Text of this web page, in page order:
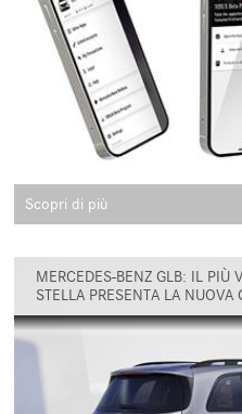
Scopri di più
MERCEDES-BENZ GLB: IL PIÙ
STELLA PRESENTA LA NUOVA